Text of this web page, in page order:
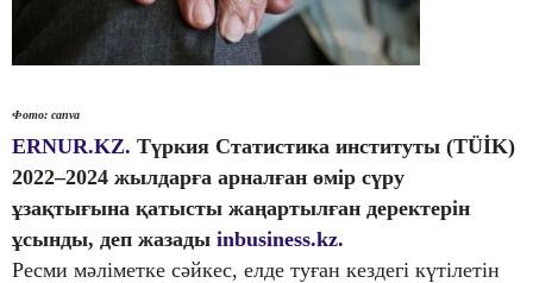
Фото: canva
ERNUR.KZ. Түркия Статистика институты (TÜİK)
2022–2024 жылдарға арналған өмір сүру
ұзақтығына қатысты жаңартылған деректерін
ұсынды, деп жазады inbusiness.kz.
Ресми мәліметке сәйкес, елде туған кездегі күтілетін